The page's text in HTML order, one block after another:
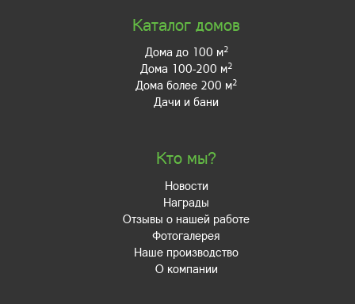
Каталог домов
Дома до 100 м2
Дома 100-200 м2
Дома более 200 м2
Дачи и бани
Кто мы?
Новости
Награды
Отзывы о нашей работе
Фотогалерея
Наше производство
О компании